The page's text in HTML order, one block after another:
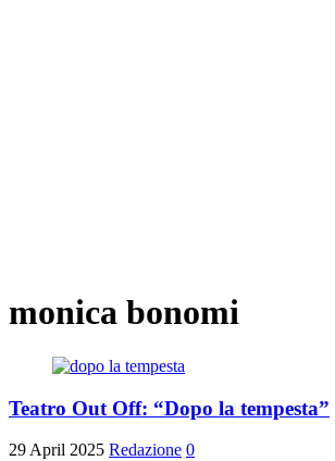
monica bonomi
Teatro Out Off: “Dopo la tempesta”
29 April 2025 Redazione 0